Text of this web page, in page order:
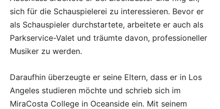
sich für die Schauspielerei zu interessieren. Bevor er
als Schauspieler durchstartete, arbeitete er auch als
Parkservice-Valet und träumte davon, professioneller
Musiker zu werden.
Daraufhin überzeugte er seine Eltern, dass er in Los
Angeles studieren möchte und schrieb sich im
MiraCosta College in Oceanside ein. Mit seinem